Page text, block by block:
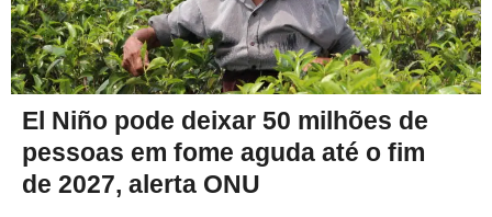
El Niño pode deixar 50 milhões de
pessoas em fome aguda até o fim
de 2027, alerta ONU